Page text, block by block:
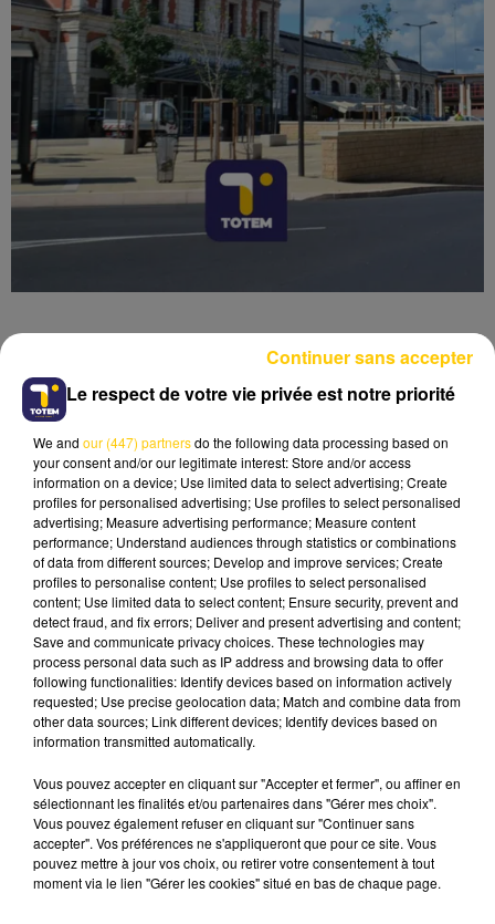
19 décembre 2025 - 4 min 6 sec
L'INFO DE LA CORRÈZE DU 19/12/25 À
07H00
Ecoutez sur Totem l'information à Tulle, Brive,
dans le Nord du Lot et le pays sarladais avec les
reportages de nos journalistes sur le terrain.
Le respect de votre vie privée est notre priorité
We and our (447) partnersdo the following data processing based on
your consent and/or our legitimate interest: Store and/or access
information on a device; Use limited data to select advertising; Create
profiles for personalised advertising; Use profiles to select personalised
advertising; Measure advertising performance; Measure content
performance; Understand audiences through statistics or combinations
of data from different sources; Develop and improve services; Create
profiles to personalise content; Use profiles to select personalised
content; Use limited data to select content; Ensure security, prevent and
detect fraud, and fix errors; Deliver and present advertising and content;
Save and communicate privacy choices. These technologies may
process personal data such as IP address and browsing data to offer
following functionalities: Identify devices based on information actively
requested; Use precise geolocation data; Match and combine data from
other data sources; Link different devices; Identify devices based on
information transmitted automatically.
Vous pouvez accepter en cliquant sur "Accepter et fermer", ou affiner en
sélectionnant les finalités et/ou partenaires dans "Gérer mes choix".
Vous pouvez également refuser en cliquant sur "Continuer sans
accepter". Vos préférences ne s'appliqueront que pour ce site. Vous
pouvez mettre à jour vos choix, ou retirer votre consentement à tout
moment via le lien "Gérer les cookies" situé en bas de chaque page.
Continuer sans accepter